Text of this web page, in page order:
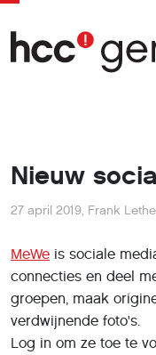
Nieuw
27 april 2019, Frank
MeWe is sociale
connecties en deel
groepen, maak
verdwijnende foto's.
Log in om ze toe te